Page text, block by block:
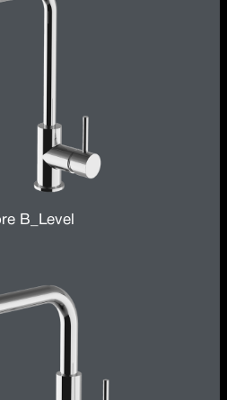
B_Level